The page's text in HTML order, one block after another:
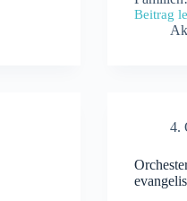
Beitrag
verleiht
festlichen
2023
4.